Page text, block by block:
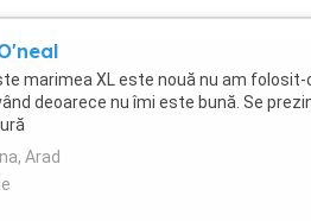
marimea XL este nouă nu am folosit-
deoarece nu îmi este bună. Se
Arad